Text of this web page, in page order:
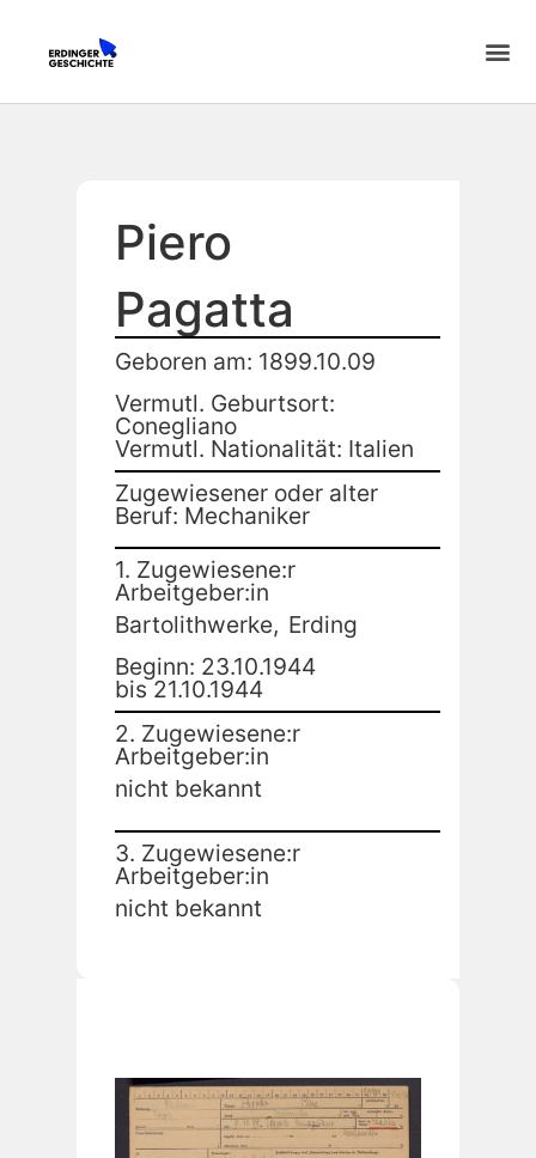
Piero
Pagatta
Geboren am: 1899.10.09
Vermutl. Geburtsort:
Conegliano
Vermutl. Nationalität: Italien
Zugewiesener oder alter
Beruf: Mechaniker
1. Zugewiesene:r
Arbeitgeber:in
Bartolithwerke, Erding
Beginn: 23.10.1944
bis 21.10.1944
2. Zugewiesene:r
Arbeitgeber:in
nicht bekannt
3. Zugewiesene:r
Arbeitgeber:in
nicht bekannt